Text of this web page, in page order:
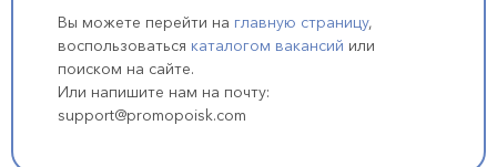
Вы можете перейти на главную страницу,
воспользоваться каталогом вакансий или
поиском на сайте.
Или напишите нам на почту:
support@promopoisk.com